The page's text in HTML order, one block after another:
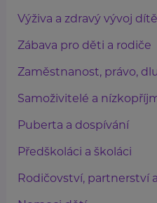
Výživa a zdravý vývoj
Zábava pro děti a rodiče
Zaměstnanost, právo,
Samoživitelé a
Puberta a dospívání
Předškoláci a školáci
Rodičovství, partnerství